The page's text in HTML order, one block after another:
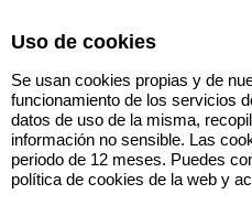
7 Inmuebles
Uso de cookies
Se usan cookies propias y de
funcionamiento de los servicios
datos de uso de la misma,
información no sensible. Las
periodo de 12 meses. Puedes
política de cookies de la web y